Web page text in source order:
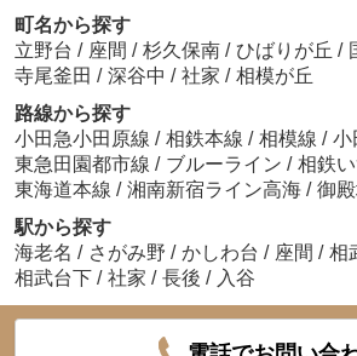
町名から探す
立野台 / 座間 / 杉久保南 / ひばりが丘 /
寺尾釜田 / 深谷中 / 社家 / 相模が丘
路線から探す
小田急小田原線 / 相鉄本線 / 相模線 / 小
東急田園都市線 / ブルーライン / 相鉄
東海道本線 / 湘南新宿ライン高海 / 御
駅から探す
海老名 / さがみ野 / かしわ台 / 座間 / 相
相武台下 / 社家 / 長後 / 入谷